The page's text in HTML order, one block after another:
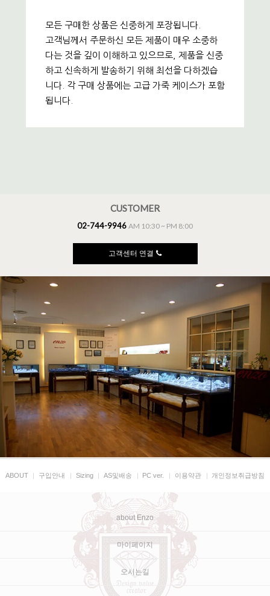
모든 구매한 상품은 신중하게 포장됩니다.
고객님께서 주문하신 모든 제품이 매우 소중하
다는 것을 깊이 이해하고 있으므로, 제품을 신중
하고 신속하게 발송하기 위해 최선을 다하겠습
니다. 각 구매 상품에는 고급 가죽 케이스가 포함
됩니다.
CUSTOMER
02-744-9946 AM 10:30 ~ PM 8:00
고객센터 연결
ABOUT | 구입안내 | Sizing | AS및배송 | PC ver. | 이용약관 | 개인정보취급방침
about Enzo
마이페이지
오시는길